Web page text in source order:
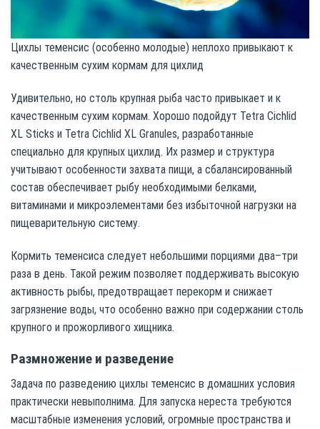
Цихлы теменсис (особенно молодые) неплохо привыкают к
качественным сухим кормам для цихлид
Удивительно, но столь крупная рыба часто привыкает и к
качественным сухим кормам. Хорошо подойдут Tetra Cichlid
XL Sticks и Tetra Cichlid XL Granules, разработанные
специально для крупных цихлид. Их размер и структура
учитывают особенности захвата пищи, а сбалансированный
состав обеспечивает рыбу необходимыми белками,
витаминами и микроэлементами без избыточной нагрузки на
пищеварительную систему.
Кормить теменсиса следует небольшими порциями два–три
раза в день. Такой режим позволяет поддерживать высокую
активность рыбы, предотвращает перекорм и снижает
загрязнение воды, что особенно важно при содержании столь
крупного и прожорливого хищника.
Размножение и разведение
Задача по разведению цихлы теменсис в домашних условия
практически невыполнима. Для запуска нереста требуются
масштабные изменения условий, огромные пространства и